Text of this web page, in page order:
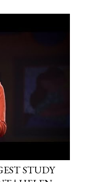
STUDY